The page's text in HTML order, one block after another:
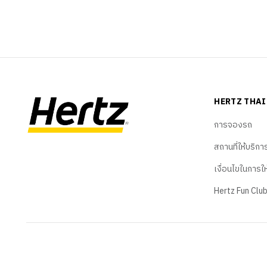
HERTZ
การจองรถ
สถานที่ให้บริกา
เงื่อนไขในการ
Hertz Fun